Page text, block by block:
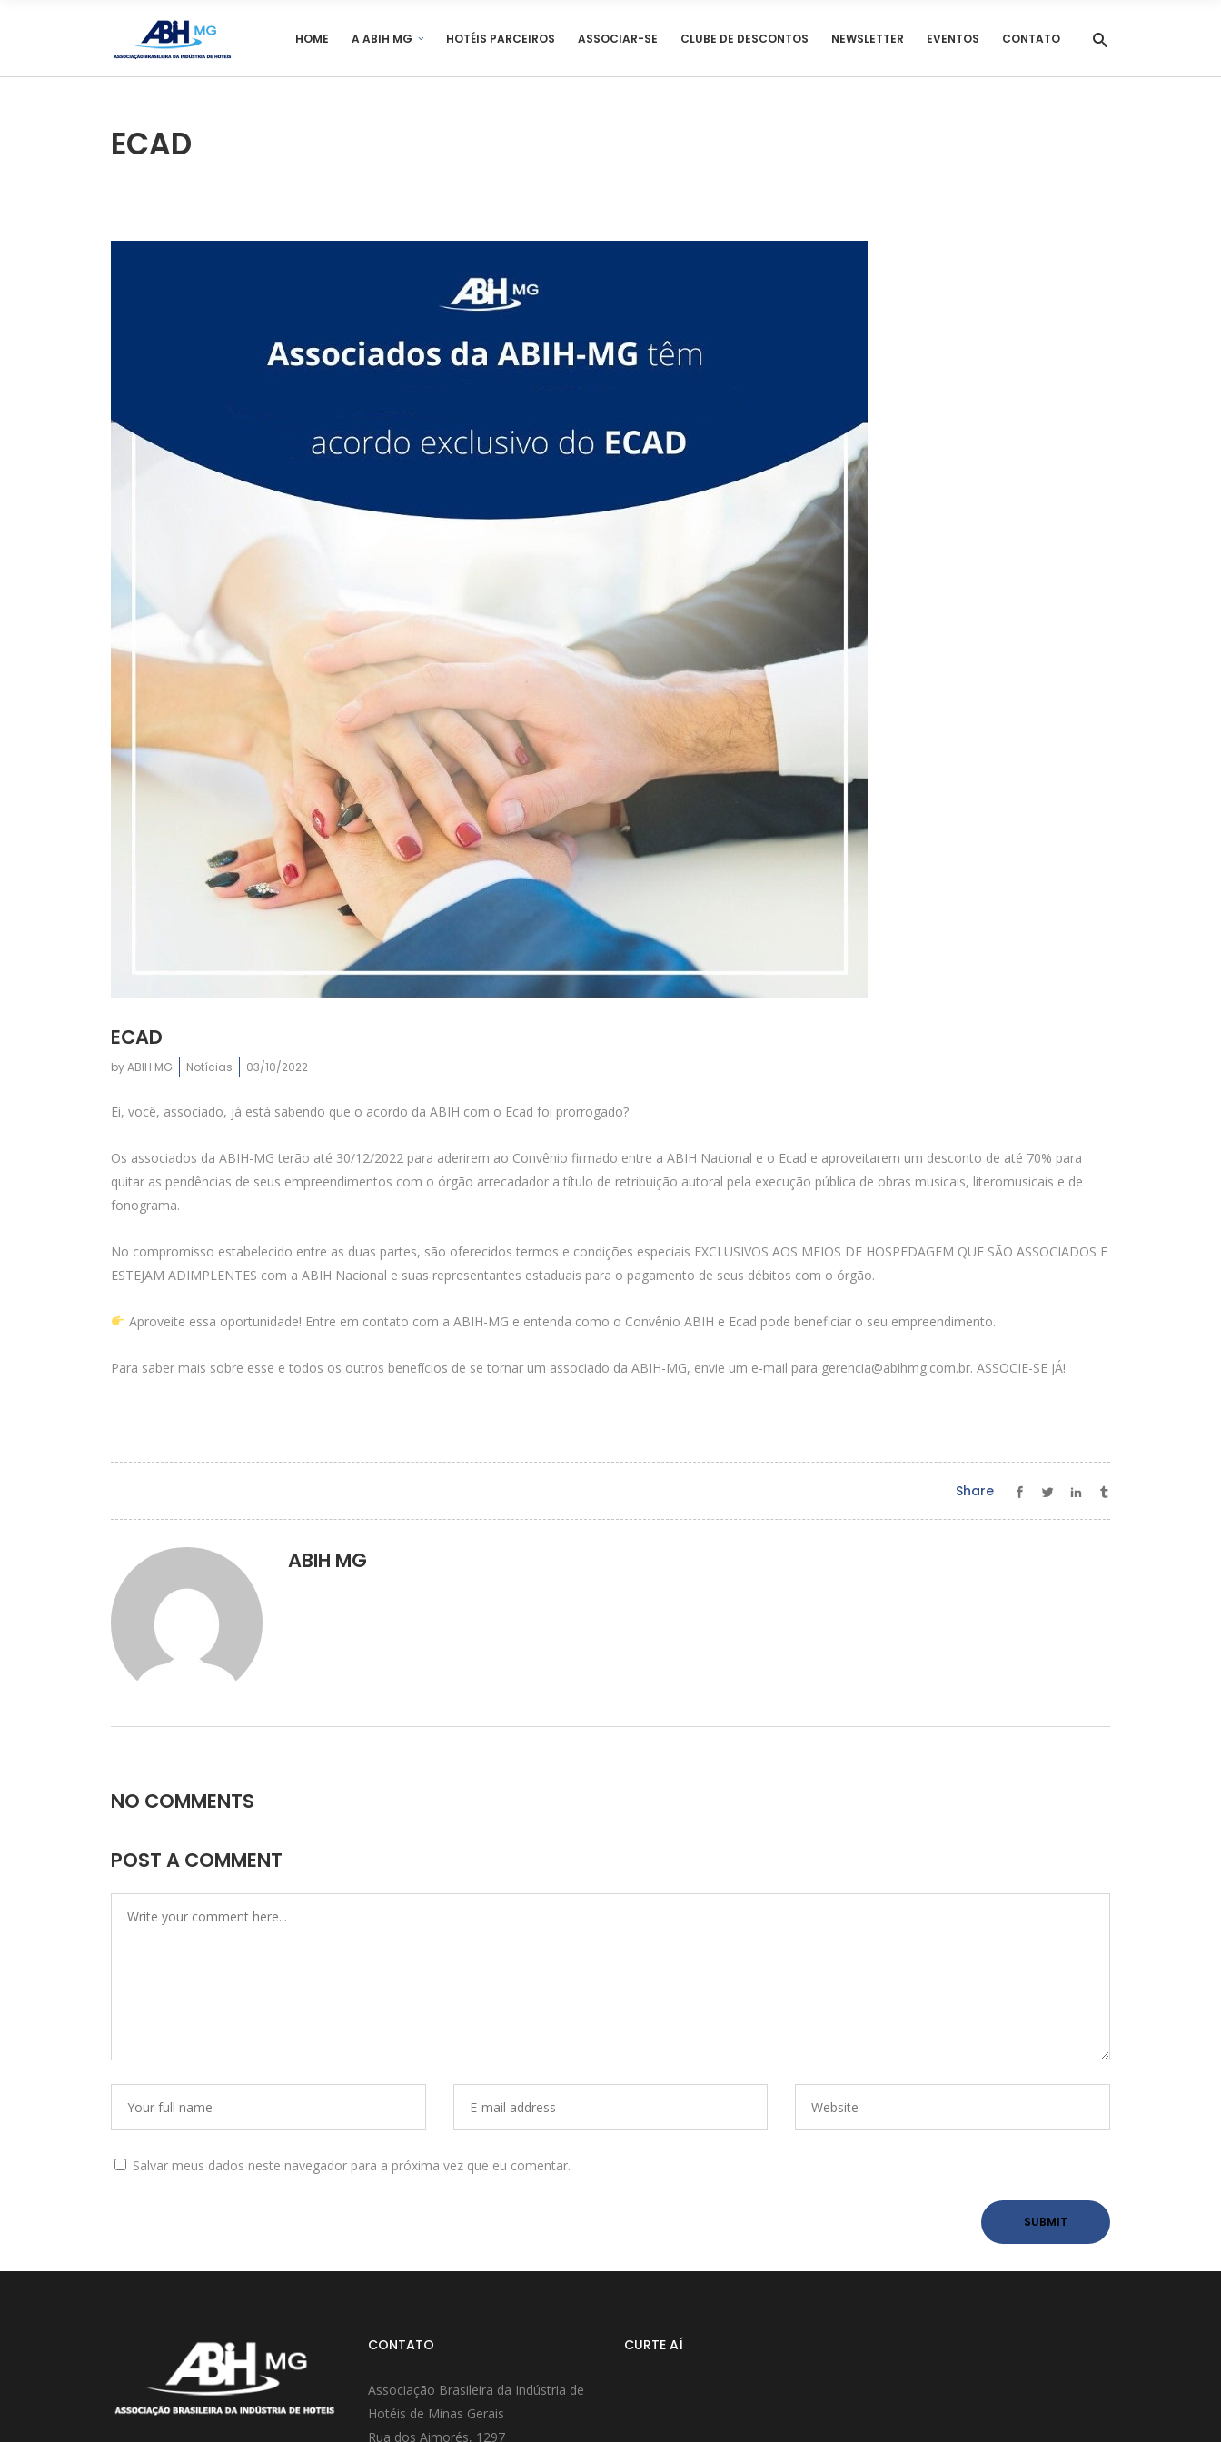
HOME A ABIH MG HOTÉIS PARCEIROS ASSOCIAR-SE CLUBE DE DESCONTOS NEWSLETTER EVENTOS CONTATO
ECAD
ECAD
byABIH MG Notícias 03/10/2022
Ei, você, associado, já está sabendo que o acordo da ABIH com o Ecad foi prorrogado?
Os associados da ABIH-MG terão até 30/12/2022 para aderirem ao Convênio firmado entre a ABIH Nacional e o Ecad e aproveitarem um desconto de até 70% para
quitar as pendências de seus empreendimentos com o órgão arrecadador a título de retribuição autoral pela execução pública de obras musicais, literomusicais e de
fonograma.
No compromisso estabelecido entre as duas partes, são oferecidos termos e condições especiais EXCLUSIVOS AOS MEIOS DE HOSPEDAGEM QUE SÃO ASSOCIADOS E
ESTEJAM ADIMPLENTES com a ABIH Nacional e suas representantes estaduais para o pagamento de seus débitos com o órgão.
Aproveite essa oportunidade! Entre em contato com a ABIH-MG e entenda como o Convênio ABIH e Ecad pode beneficiar o seu empreendimento.
Para saber mais sobre esse e todos os outros benefícios de se tornar um associado da ABIH-MG, envie um e-mail para gerencia@abihmg.com.br. ASSOCIE-SE JÁ!
Share
ABIH MG
NO COMMENTS
POST A COMMENT
Salvar meus dados neste navegador para a próxima vez que eu comentar.
CONTATO
Associação Brasileira da Indústria de
Hotéis de Minas Gerais
Rua dos Aimorés, 1297
CURTE AÍ